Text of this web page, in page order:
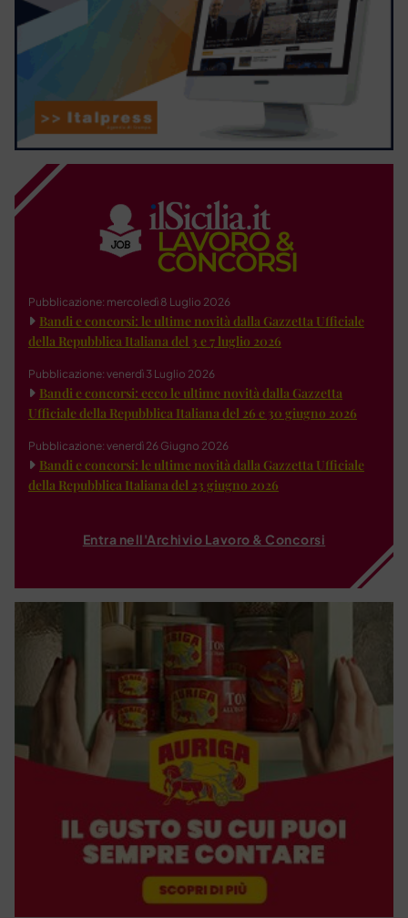
Pubblicazione: mercoledì 8 Luglio 2026
Bandi e concorsi: le ultime novità dalla Gazzetta Ufficiale
della Repubblica Italiana del 3 e 7 luglio 2026
Pubblicazione: venerdì 3 Luglio 2026
Bandi e concorsi: ecco le ultime novità dalla Gazzetta
Ufficiale della Repubblica Italiana del 26 e 30 giugno 2026
Pubblicazione: venerdì 26 Giugno 2026
Bandi e concorsi: le ultime novità dalla Gazzetta Ufficiale
della Repubblica Italiana del 23 giugno 2026
Entra nell'Archivio Lavoro & Concorsi